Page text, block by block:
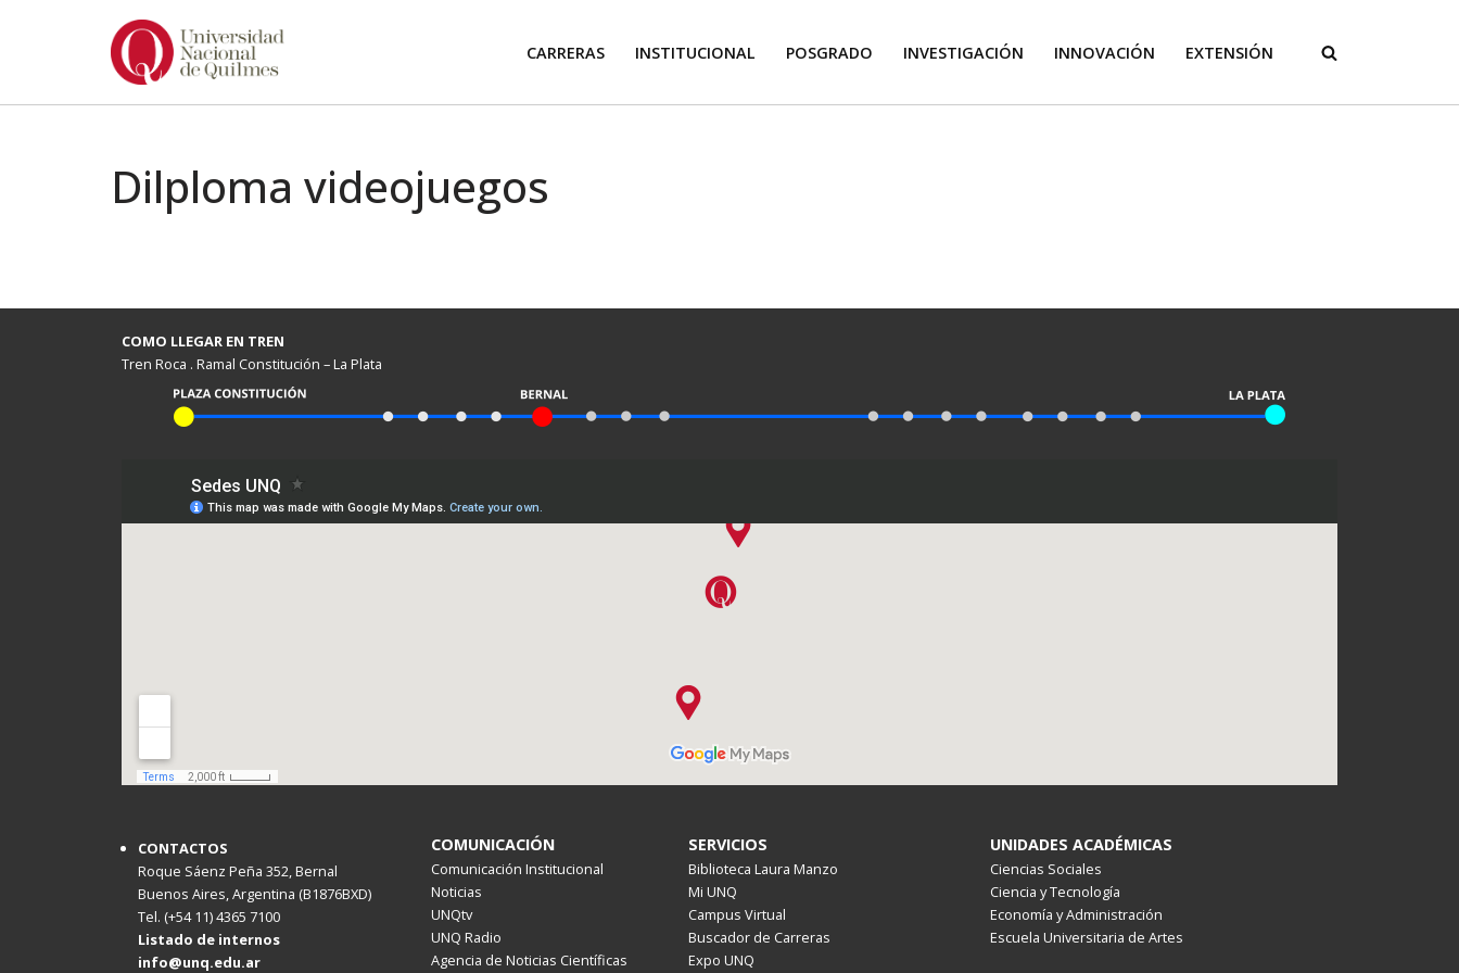
CARRERAS INSTITUCIONAL POSGRADO INVESTIGACIÓN INNOVACIÓN EXTENSIÓN
Dilploma videojuegos
COMO LLEGAR EN TREN
Tren Roca . Ramal Constitución – La Plata
CONTACTOS
Roque Sáenz Peña 352, Bernal
Buenos Aires, Argentina (B1876BXD)
Tel. (+54 11) 4365 7100
Listado de internos
info@unq.edu.ar
COMUNICACIÓN
Comunicación Institucional
Noticias
UNQtv
UNQ Radio
Agencia de Noticias Científicas
SERVICIOS
Biblioteca Laura Manzo
Mi UNQ
Campus Virtual
Buscador de Carreras
Expo UNQ
UNIDADES ACADÉMICAS
Ciencias Sociales
Ciencia y Tecnología
Economía y Administración
Escuela Universitaria de Artes